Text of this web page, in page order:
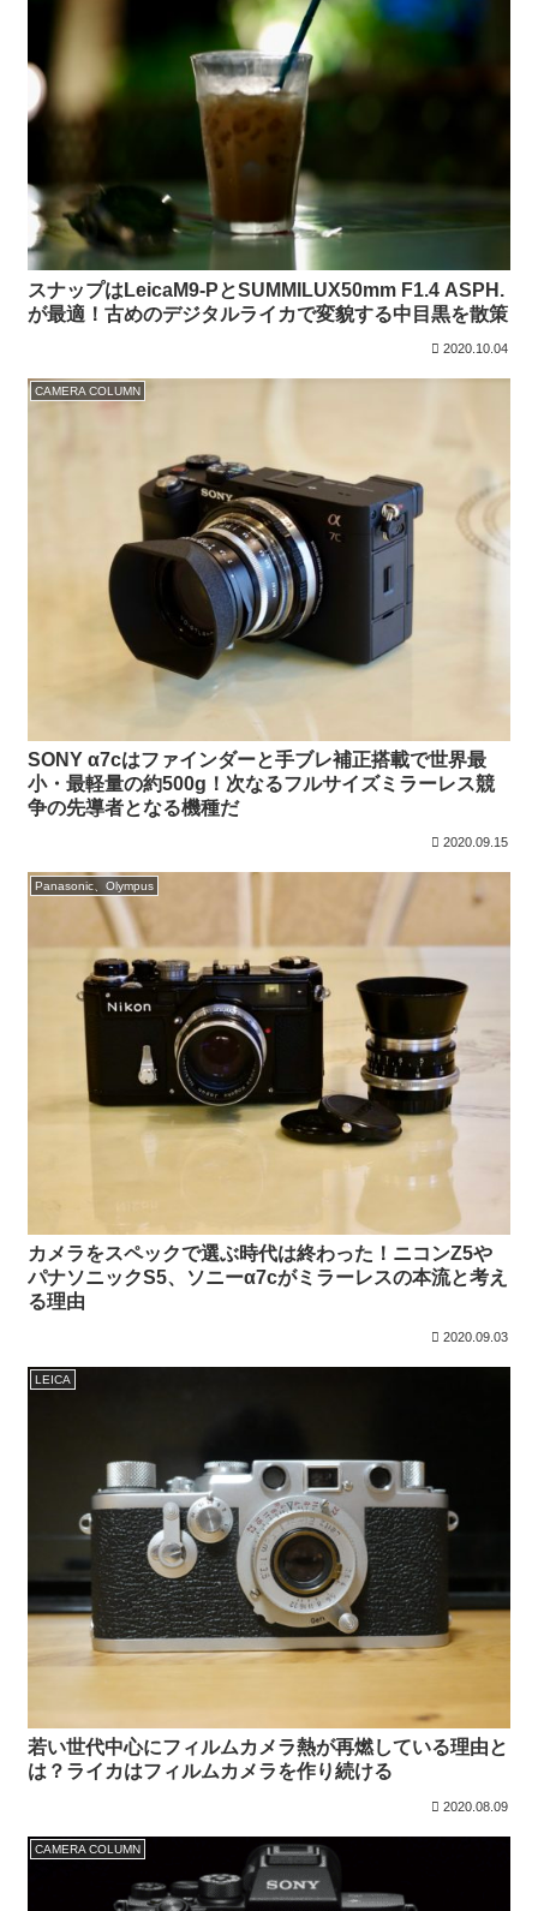
スナップはLeicaM9-PとSUMMILUX50mm F1.4 ASPH.
が最適！古めのデジタルライカで変貌する中目黒を散策
2020.10.04
CAMERA COLUMN
SONY α7cはファインダーと手ブレ補正搭載で世界最
小・最軽量の約500g！次なるフルサイズミラーレス競
争の先導者となる機種だ
2020.09.15
Panasonic、Olympus
カメラをスペックで選ぶ時代は終わった！ニコンZ5や
パナソニックS5、ソニーα7cがミラーレスの本流と考え
る理由
2020.09.03
LEICA
若い世代中心にフィルムカメラ熱が再燃している理由と
は？ライカはフィルムカメラを作り続ける
2020.08.09
CAMERA COLUMN